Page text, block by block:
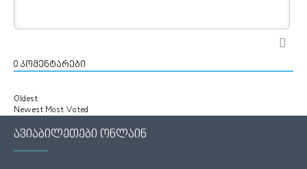
0 კომენტარები
Oldest
Newest Most Voted
ავიაბილეთები ონლაინ